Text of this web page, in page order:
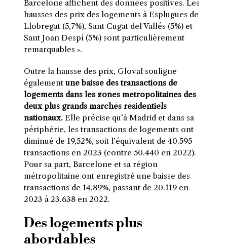
Barcelone affichent des données positives. Les
hausses des prix des logements à Esplugues de
Llobregat (5,7%), Sant Cugat del Vallés (5%) et
Sant Joan Despí (5%) sont particulièrement
remarquables ».
Outre la hausse des prix, Gloval souligne
égalementune baisse des transactions de
logements dans les zones métropolitaines des
deux plus grands marchés résidentiels
nationaux. Elle précise qu’à Madrid et dans sa
périphérie, les transactions de logements ont
diminué de 19,52%, soit l’équivalent de 40.595
transactions en 2023 (contre 50.440 en 2022).
Pour sa part, Barcelone et sa région
métropolitaine ont enregistré une baisse des
transactions de 14,89%, passant de 20.119 en
2023 à 23.638 en 2022.
Des logements plus
abordables